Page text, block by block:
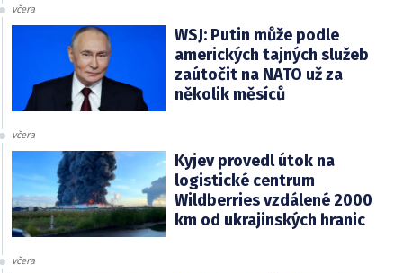
včera
WSJ: Putin může podle
amerických tajných služeb
zaútočit na NATO už za
několik měsíců
včera
Kyjev provedl útok na
logistické centrum
Wildberries vzdálené 2000
km od ukrajinských hranic
včera